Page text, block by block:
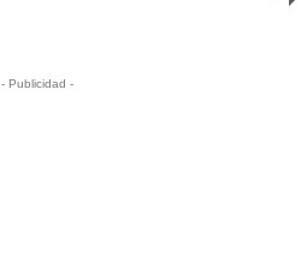
- Publicidad -